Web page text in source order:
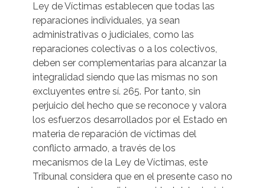
Ley de Víctimas establecen que todas las
reparaciones individuales, ya sean
administrativas o judiciales, como las
reparaciones colectivas o a los colectivos,
deben ser complementarias para alcanzar la
integralidad siendo que las mismas no son
excluyentes entre sí. 265. Por tanto, sin
perjuicio del hecho que se reconoce y valora
los esfuerzos desarrollados por el Estado en
materia de reparación de víctimas del
conflicto armado, a través de los
mecanismos de la Ley de Víctimas, este
Tribunal considera que en el presente caso no